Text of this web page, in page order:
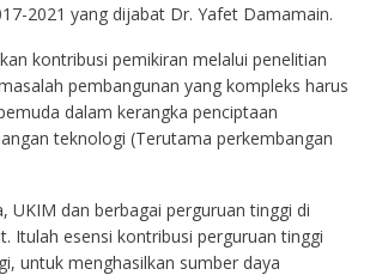
2021 yang dijabat Dr. Yafet Damamain.
kontribusi pemikiran melalui penelitian
pembangunan yang kompleks harus
dalam kerangka penciptaan
teknologi (Terutama perkembangan
UKIM dan berbagai perguruan tinggi di
Itulah esensi kontribusi perguruan tinggi
untuk menghasilkan sumber daya